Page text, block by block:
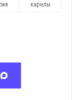
карелы